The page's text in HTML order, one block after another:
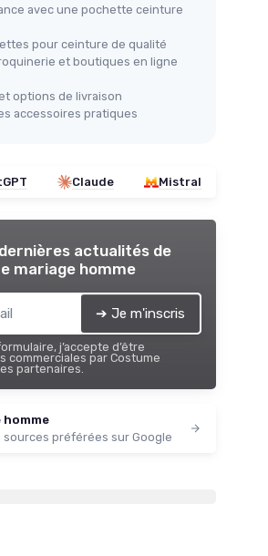
avec une pochette ceinture
pour ceinture de qualité
et boutiques en ligne
options de livraison
accessoires pratiques
Claude Mistral
actualités de
mariage homme
➔ Je m'inscris
j’accepte d’être
commerciales par Costume
partenaires.
homme
préférées sur Google